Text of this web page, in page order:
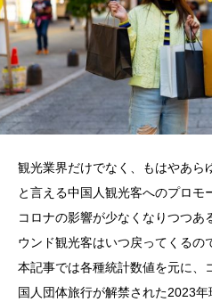
観光業界だけでなく、もはやあら
と言える中国人観光客へのプロモ
コロナの影響が少なくなりつつ
ウンド観光客はいつ戻ってくるの
本記事では各種統計数値を元に、
国人団体旅行が解禁された2023